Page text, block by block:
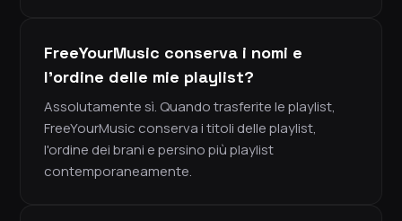
FreeYourMusic conserva i nomi e
l'ordine delle mie playlist?
Assolutamente sì. Quando trasferite le playlist,
FreeYourMusic conserva i titoli delle playlist,
l'ordine dei brani e persino più playlist
contemporaneamente.